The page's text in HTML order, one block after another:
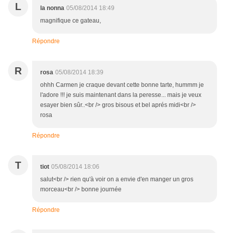
L la nonna 05/08/2014 18:49
magnifique ce gateau,
Répondre
R rosa 05/08/2014 18:39
ohhh Carmen je craque devant cette bonne tarte, hummm je
l'adore !!! je suis maintenant dans la peresse... mais je veux
esayer bien sûr..<br /> gros bisous et bel aprés midi<br />
rosa
Répondre
T tiot 05/08/2014 18:06
salut<br /> rien qu'à voir on a envie d'en manger un gros
morceau<br /> bonne journée
Répondre